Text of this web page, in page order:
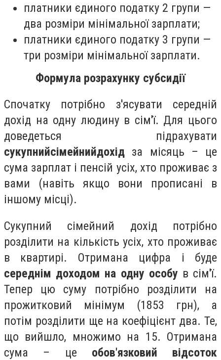
платники єдиного податку 2 групи —
два розміри мінімальної зарплати;
платники єдиного податку 3 групи —
три розміри мінімальної зарплати.
Формула розрахунку субсидії
Спочатку потрібно з'ясувати середній
дохід на одну людину в сім'ї. Для цього
доведеться підрахувати
сукупнийсімейнийдохід за місяць – це
сума зарплат і пенсій усіх, хто проживає з
вами (навіть якщо вони прописані в
іншому місці).
Сукупний сімейний дохід потрібно
розділити на кількість усіх, хто проживає
в квартирі. Отримана цифра і буде
середнім доходом на одну особу в сім'ї.
Тепер цю суму потрібно розділити на
прожитковий мінімум (1853 грн), а
потім розділити ще на коефіцієнт два. Те,
що вийшло, множимо на 15. Отримана
сума – це обов'язковий відсоток